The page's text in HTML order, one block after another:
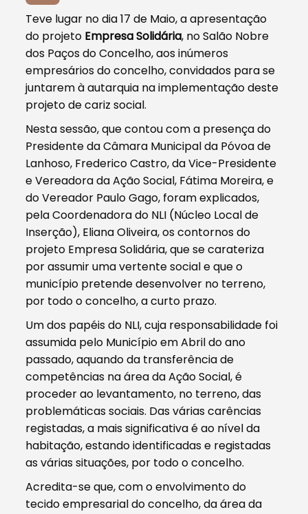
Teve lugar no dia 17 de Maio, a apresentação
do projeto Empresa Solidária, no Salão Nobre
dos Paços do Concelho, aos inúmeros
empresários do concelho, convidados para se
juntarem à autarquia na implementação deste
projeto de cariz social.
Nesta sessão, que contou com a presença do
Presidente da Câmara Municipal da Póvoa de
Lanhoso, Frederico Castro, da Vice-Presidente
e Vereadora da Ação Social, Fátima Moreira, e
do Vereador Paulo Gago, foram explicados,
pela Coordenadora do NLI (Núcleo Local de
Inserção), Eliana Oliveira, os contornos do
projeto Empresa Solidária, que se carateriza
por assumir uma vertente social e que o
município pretende desenvolver no terreno,
por todo o concelho, a curto prazo.
Um dos papéis do NLI, cuja responsabilidade foi
assumida pelo Município em Abril do ano
passado, aquando da transferência de
competências na área da Ação Social, é
proceder ao levantamento, no terreno, das
problemáticas sociais. Das várias carências
registadas, a mais significativa é ao nível da
habitação, estando identificadas e registadas
as várias situações, por todo o concelho.
Acredita-se que, com o envolvimento do
tecido empresarial do concelho, da área da